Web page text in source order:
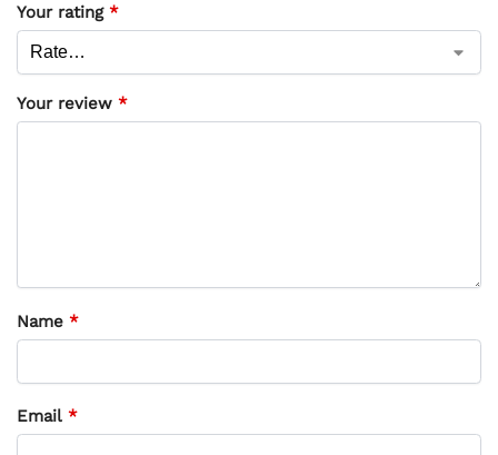
Your rating *
Your review *
Name *
Email *